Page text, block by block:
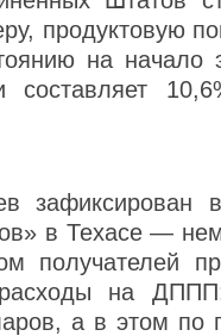
продуктовую
на начало
в Техасе —
получателей
расходы на
а в этом по